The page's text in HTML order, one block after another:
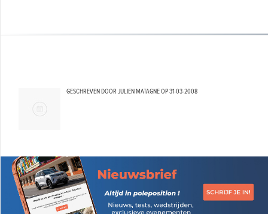
GESCHREVEN DOOR JULIEN MATAGNE OP31-03-2008